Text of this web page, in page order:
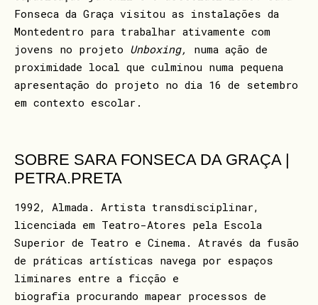
Fonseca da Graça visitou as instalações da
Montedentro para trabalhar ativamente com
jovens no projeto Unboxing, numa ação de
proximidade local que culminou numa pequena
apresentação do projeto no dia 16 de setembro
em contexto escolar.
SOBRE SARA FONSECA DA GRAÇA |
PETRA.PRETA
1992, Almada. Artista transdisciplinar,
licenciada em Teatro-Atores pela Escola
Superior de Teatro e Cinema. Através da fusão
de práticas artísticas navega por espaços
liminares entre a ficção e
biografia procurando mapear processos de